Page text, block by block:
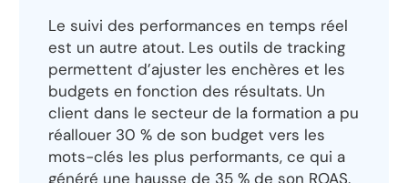
Le suivi des performances en temps réel
est un autre atout. Les outils de tracking
permettent d’ajuster les enchères et les
budgets en fonction des résultats. Un
client dans le secteur de la formation a pu
réallouer 30 % de son budget vers les
mots-clés les plus performants, ce qui a
généré une hausse de 35 % de son ROAS.